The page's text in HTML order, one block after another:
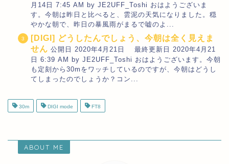
月14日 7:45 AM by JE2UFF_Toshi おはようございま
す。今朝は昨日と比べると、雲泥の天気になりました。穏
やかな朝で、昨日の暴風雨がまるで嘘のよ...
[DIGI] どうしたんでしょう、今朝は全く見えま
せん 公開日 2020年4月21日 最終更新日 2020年4月21
日 6:39 AM by JE2UFF_Toshi おはようございます。今朝
も定刻から30mをワッチしているのですが、今朝はどうし
てしまったのでしょうか？コン...
30m DIGI mode FT8
ABOUT ME